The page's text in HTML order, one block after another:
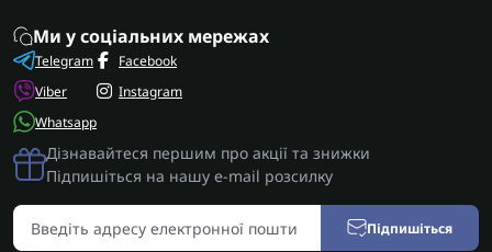
Ми у соціальних мережах
Telegram
Viber
Whatsapp
Facebook
Instagram
Дізнавайтеся першим про акції та знижки
Підпишіться на нашу e-mail розсилку
Підпишіться